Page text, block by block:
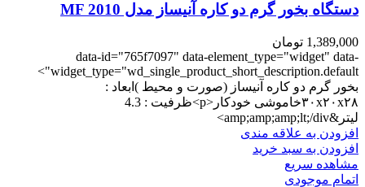
دستگاه بخور گرم دو کاره آنیساز مدل MF 2010
1,389,000 تومان
data-id="765f7097" data-element_type="widget" data-
widget_type="wd_single_product_short_description.default">
بخور گرم دو کاره آنیساز (صورت و محیط )ابعاد :
۳۰x۲۰x۲۸خاموشی خودکار<p>ظرفیت : 4.3
لیتر&amp;amp;amp;lt;/div>
افزودن به علاقه مندی
افزودن به سبد خرید
مشاهده سریع
اتمام موجودی